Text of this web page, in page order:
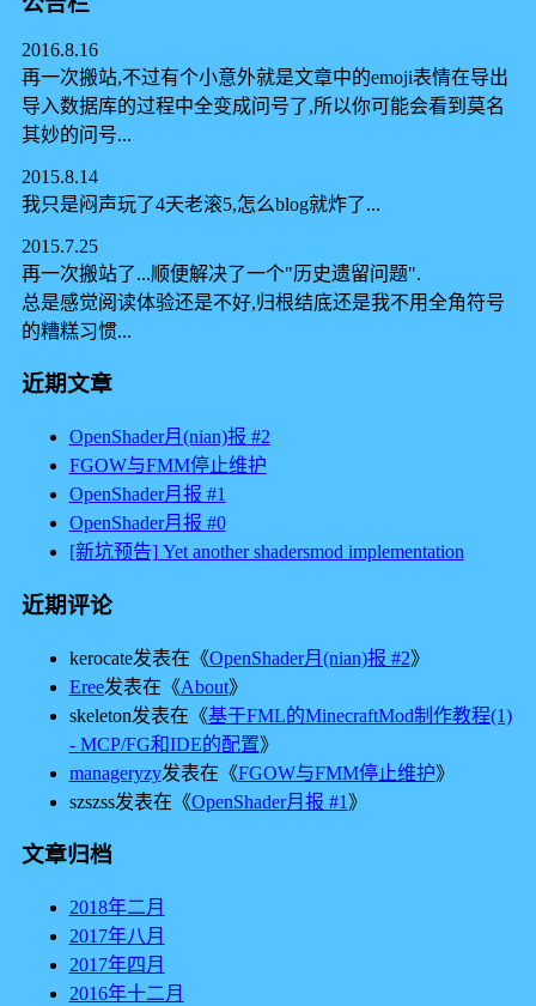
2016.8.16
再一次搬站,不过有个小意外就是文章中的emoji表情在导出
导入数据库的过程中全变成问号了,所以你可能会看到莫名
其妙的问号...
2015.8.14
我只是闷声玩了4天老滚5,怎么blog就炸了...
2015.7.25
再一次搬站了...顺便解决了一个"历史遗留问题".
总是感觉阅读体验还是不好,归根结底还是我不用全角符号
的糟糕习惯...
近期文章
OpenShader月(nian)报 #2
FGOW与FMM停止维护
OpenShader月报 #1
OpenShader月报 #0
[新坑预告] Yet another shadersmod implementation
近期评论
kerocate发表在《OpenShader月(nian)报 #2》
Eree发表在《About》
skeleton发表在《基于FML的MinecraftMod制作教程(1)
- MCP/FG和IDE的配置》
manageryzy发表在《FGOW与FMM停止维护》
szszss发表在《OpenShader月报 #1 》
文章归档
2018年二月
2017年八月
2017年四月
2016年十二月